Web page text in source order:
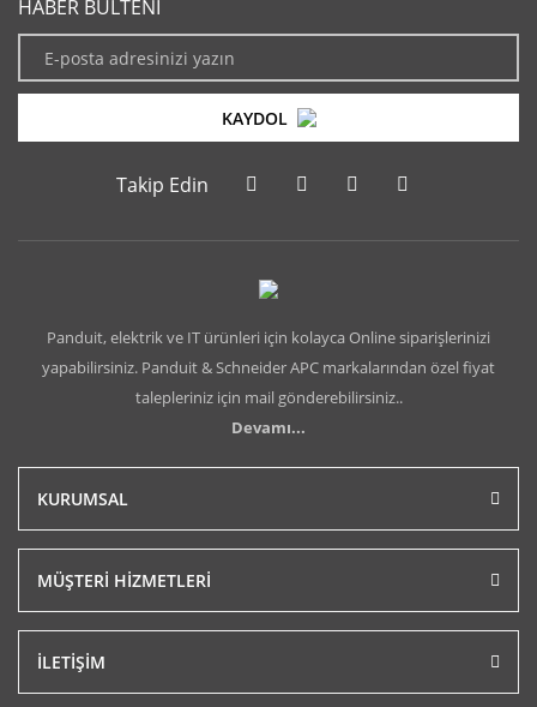
HABER BÜLTENİ
KAYDOL
Takip Edin
Panduit, elektrik ve IT ürünleri için kolayca Online siparişlerinizi
yapabilirsiniz. Panduit & Schneider APC markalarından özel fiyat
talepleriniz için mail gönderebilirsiniz..
Devamı...
KURUMSAL
MÜŞTERİ HİZMETLERİ
İLETİŞİM